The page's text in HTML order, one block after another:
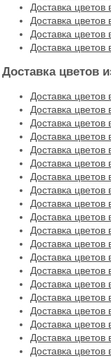
Доставка цветов
Доставка
Доставка цветов
Доставка цветов
Доставка цветов
Доставка
Доставка
Доставка цветов
Доставка
Доставка цветов
Доставка цветов
Доставка
Доставка цветов
Доставка цветов
Доставка цветов
Доставка цветов
Доставка цветов
Доставка цветов
Доставка цветов
Доставка цветов
Доставка цветов
Доставка
Доставка
Доставка
Доставка цветов